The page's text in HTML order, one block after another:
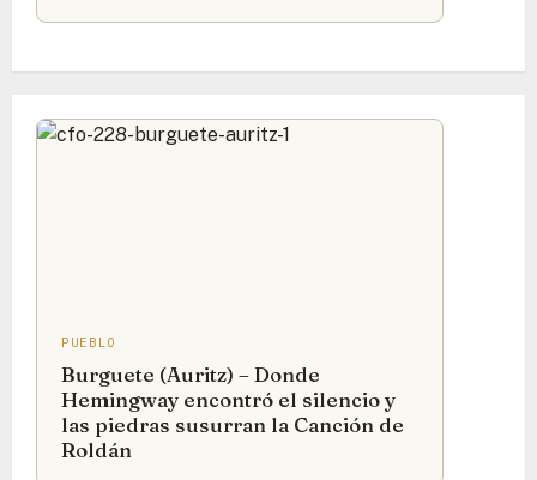
PUEBLO
Burguete (Auritz) – Donde
Hemingway encontró el silencio y
las piedras susurran la Canción de
Roldán